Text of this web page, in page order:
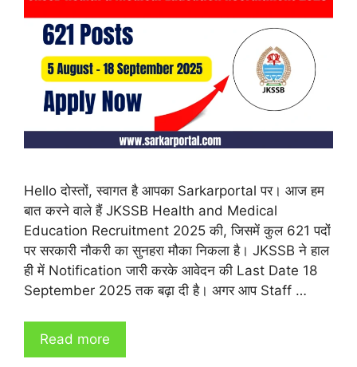
Hello दोस्तों, स्वागत है आपका Sarkarportal पर। आज हम
बात करने वाले हैं JKSSB Health and Medical
Education Recruitment 2025 की, जिसमें कुल 621 पदों
पर सरकारी नौकरी का सुनहरा मौका निकला है। JKSSB ने हाल
ही में Notification जारी करके आवेदन की Last Date 18
September 2025 तक बढ़ा दी है। अगर आप Staff …
Read more